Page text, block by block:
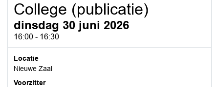
College (publicatie)
dinsdag 30 juni 2026
16:00 - 16:30
Locatie
Nieuwe Zaal
Voorzitter